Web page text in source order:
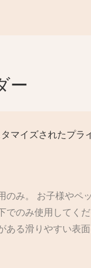
ー
のみ。 お子様やペ
でのみ使用してく
ある滑りやすい表